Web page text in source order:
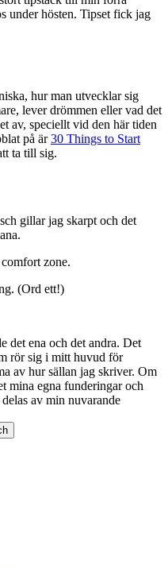
under hösten. Tipset fick jag
hur man utvecklar sig
lever drömmen eller vad det
av, speciellt vid den här tiden
på är30 Things to Start
ta till sig.
gillar jag skarpt och det
zone.
(Ord ett!)
det ena och det andra. Det
rör sig i mitt huvud för
av hur sällan jag skriver. Om
mina egna funderingar och
av min nuvarande